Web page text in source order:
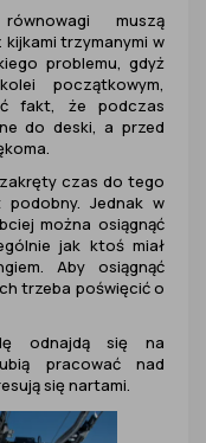
muszą
trzymanymi w
problemu, gdyż
początkowym,
fakt, że podczas
do deski, a przed
czas do tego
Jednak w
można osiągnąć
jak ktoś miał
Aby osiągnąć
trzeba poświęcić o
odnajdą się na
pracować nad
się nartami.